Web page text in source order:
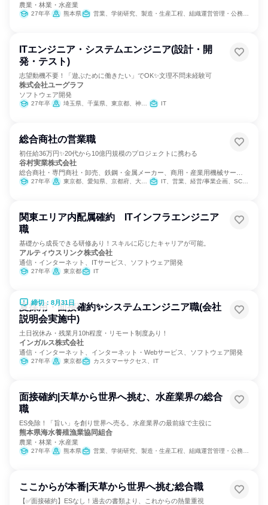
農業・林業・水産業
27年卒 熊本県 営業、学術研究、製造・生産工程、組織運営管理・公務員・事務系職種
ITエンジニア・システムエンジニア(設計・開
発・テスト)
志望動機不要！「遊ぶために働きたい」でOK✨文理不問未経験可
株式会社ユーグラフ
ソフトウェア開発
27年卒 埼玉県、千葉県、東京都、神奈川県 IT
総合商社の営業職
初任給36万円✨20代から10億円規模のプロジェクトに携わる
谷村実業株式会社
総合商社・専門商社・卸売、鉄鋼・金属メーカー、商用・産業用機械サービ
ス
27年卒 東京都、愛知県、京都府、大阪府、兵庫県 IT、営業、経営/事業企画、SCM/生産管理/購買/物流、バックオフィス・事務・受付、商品企画、マーケティング・広告・宣伝
関東エリア内配属確約 ITインフラエンジニア
職
基礎から成長できる研修あり！スキルに応じたキャリアが可能。
アルティウスリンク株式会社
通信・インターネット、ITサービス、ソフトウェア開発
27年卒 東京都 IT
締切：8月31日
夏採用・面接確約✨システムエンジニア職(会社
説明会実施中)
土日祝休み・残業月10h程度・リモート制度あり！
インガルス株式会社
通信・インターネット、インターネット・Webサービス、ソフトウェア開発
27年卒 東京都 カスタマーサクセス、IT
面接確約|天草から世界へ挑む、水産業界の総合
職
ES免除！「旨い」を創り世界へ売る。水産業界の最前線で主役に
熊本県海水養殖漁業協同組合
農業・林業・水産業
27年卒 熊本県 営業、学術研究、製造・生産工程、組織運営管理・公務員・事務系職種
ここからが本番|天草から世界へ挑む総合職
【✅面接確約】ESなし！過去の書類より、これからの熱量重視